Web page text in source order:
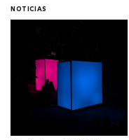
NOTICIAS